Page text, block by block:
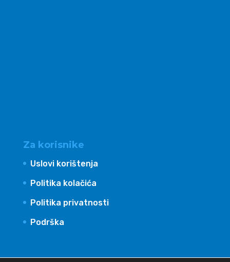
Za korisnike
Uslovi korištenja
Politika kolačića
Politika privatnosti
Podrška